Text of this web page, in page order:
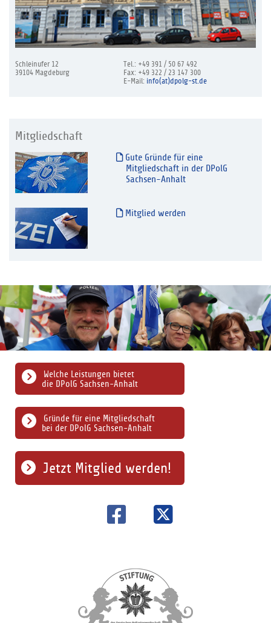
Schleinufer 12
39104 Magdeburg
Tel.: +49 391 / 50 67 492
Fax: +49 322 / 23 147 300
E-Mail: info(at)dpolg-st.de
Mitgliedschaft
Gute Gründe für eine
Mitgliedschaft in der DPolG
Sachsen-Anhalt
Mitglied werden
Gründe für eine Mitgliedschaft
bei der DPolG Sachsen-Anhalt
Welche Leistungen bietet
die DPolG Sachsen-Anhalt
Jetzt Mitglied werden!